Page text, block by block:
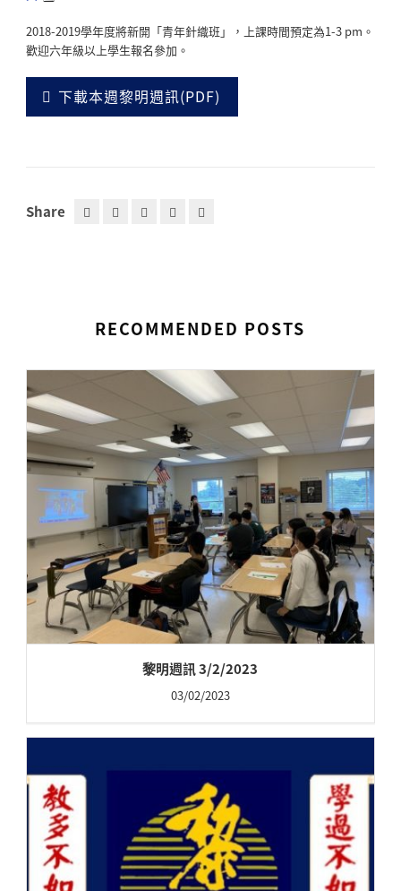
2018-2019學年度將新開「青年針織班」，上課時間預定為1-3 pm。
歡迎六年級以上學生報名參加。
下載本週黎明週訊(PDF)
Share
RECOMMENDED POSTS
黎明週訊 3/2/2023
03/02/2023